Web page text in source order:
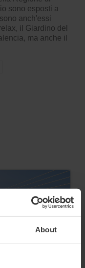
About
sono esposti a
anch'essi
il Giardino del
ma anche il